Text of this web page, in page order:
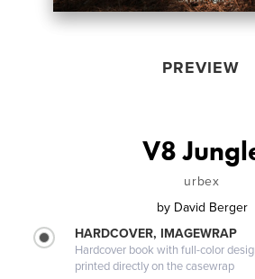
PREVIEW
V8
urbex
by David Berger
HARDCOVER, IMAGEWRAP
Hardcover book with full-color
printed directly on the casewrap